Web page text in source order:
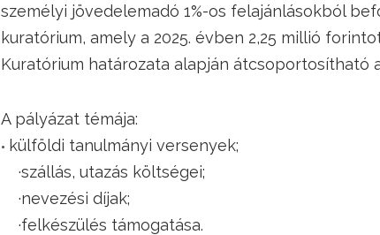
személyi jövedelemadó 1%-os felajánlásokból
kuratórium, amely a 2025. évben 2,25 millió
Kuratórium határozata alapján átcsoportosítható
A pályázat témája:
külföldi tanulmányi versenyek;
·szállás, utazás költségei;
·nevezési díjak;
·felkészülés támogatása.